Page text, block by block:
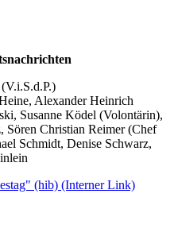
Alexander Heinrich
Susanne Ködel (Volontärin),
Sören Christian Reimer (Chef
Schmidt, Denise Schwarz,
(hib) (Interner Link)